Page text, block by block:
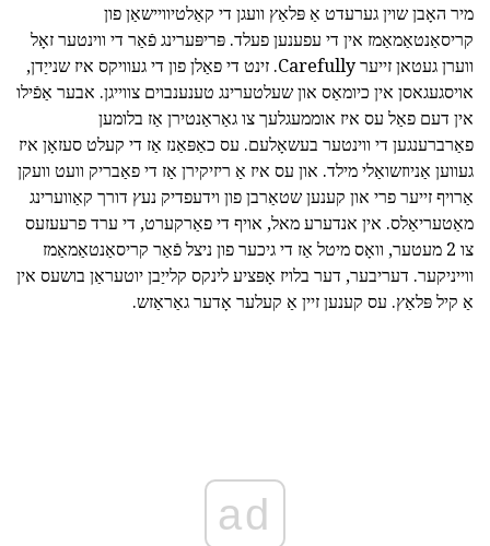
מיר האָבן שוין גערעדט אַ פּלאַץ וועגן די קאַלטיוויישאַן פון
קריסאַנטאַמאַמז אין די עפענען פעלד. פּריפּערינג פֿאַר די ווינטער זאָל
ווערן געטאן זייער Carefully. זינט די פאַלן פון די געוויקס איז שנייַדן,
אויסגעגאסן אין כיומאַס און שעלטערינג טענענבוים צווייגן. אבער אַפֿילו
אין דעם פאַל עס איז אוממעגלעך צו גאַראַנטירן אַז בלומען
פאַרברענגען די ווינטער בעשאָלעם. עס כאַפּאַנז אַז די קעלט סעזאָן איז
געווען אַניוזשואַלי מילד. און עס איז אַ ריזיקירן אַז די פאַבריק וועט וועקן
אַרויף זייער פרי און קענען שטאַרבן פון וידעפדיק נעץ דורך קאַווערינג
מאַטעריאַלס. אין אנדערע מאל, אויף די פאַרקערט, די ערד פרעעזעס
צו 2 מעטער, וואָס מיטל אַז די גיכער פון ניצל פֿאַר קריסאַנטאַמאַמז
ווייניקער. דעריבער, דער בלויז אָפּציע לינקס קלייַבן יוטעראַן בושעס אין
אַ קיל פּלאַץ. עס קענען זיין אַ קעלער אָדער גאַראַזש.
ad